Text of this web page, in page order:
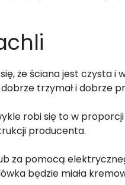
że ściana jest czysta i
trzymał i dobrze
robi się to w
producenta.
za pomocą
będzie miała